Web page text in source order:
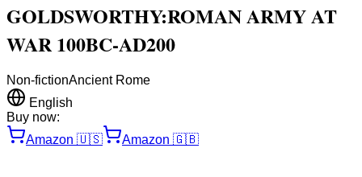
GOLDSWORTHY:ROMAN ARMY AT
WAR 100BC-AD200
Non-fictionAncient Rome
English
Buy now:
Amazon 🇺🇸 Amazon 🇬🇧